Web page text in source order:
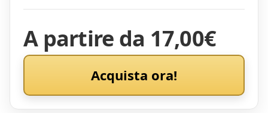
A partire da 17,00€
Acquista ora!